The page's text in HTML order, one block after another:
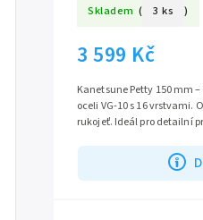
Skladem ( 3 ks )
3 599 Kč
Kanetsune Petty 150 mm
oceli VG-10 s 16 vrstvami.
rukojeť. Ideál pro detailní